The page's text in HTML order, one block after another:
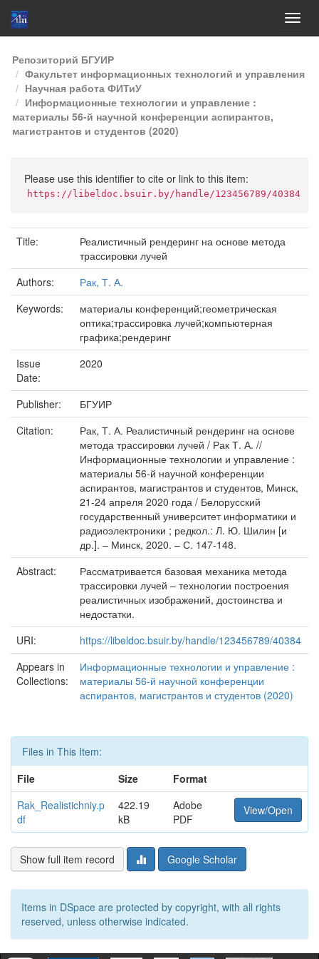
Skip
navigation
Репозиторий БГУИР
Факультет информационных технологий и управления
Научная работа ФИТиУ
Информационные технологии и управление :
материалы 56-й научной конференции аспирантов,
магистрантов и студентов (2020)
Please use this identifier to cite or link to this item:
https://libeldoc.bsuir.by/handle/123456789/40384
Title:
Реалистичный рендеринг на основе метода
трассировки лучей
Authors:
Рак, Т. А.
Keywords:
материалы конференций;геометрическая
оптика;трассировка лучей;компьютерная
графика;рендеринг
Issue
Date:
2020
Publisher:
БГУИР
Citation:
Рак, Т. А. Реалистичный рендеринг на основе
метода трассировки лучей / Рак Т. А. //
Информационные технологии и управление :
материалы 56-й научной конференции
аспирантов, магистрантов и студентов, Минск,
21-24 апреля 2020 года / Белорусский
государственный университет информатики и
радиоэлектроники ; редкол.: Л. Ю. Шилин [и
др.]. – Минск, 2020. – С. 147-148.
Abstract:
Рассматривается базовая механика метода
трассировки лучей – технологии построения
реалистичных изображений, достоинства и
недостатки.
URI:
https://libeldoc.bsuir.by/handle/123456789/40384
Appears in
Collections:
Информационные технологии и управление :
материалы 56-й научной конференции
аспирантов, магистрантов и студентов (2020)
Files in This Item:
File
Size
Format
Rak_Realistichniy.p
df
422.19
kB
Adobe
PDF
View/Open
Show full item record Google Scholar
Items in DSpace are protected by copyright, with all rights
reserved, unless otherwise indicated.